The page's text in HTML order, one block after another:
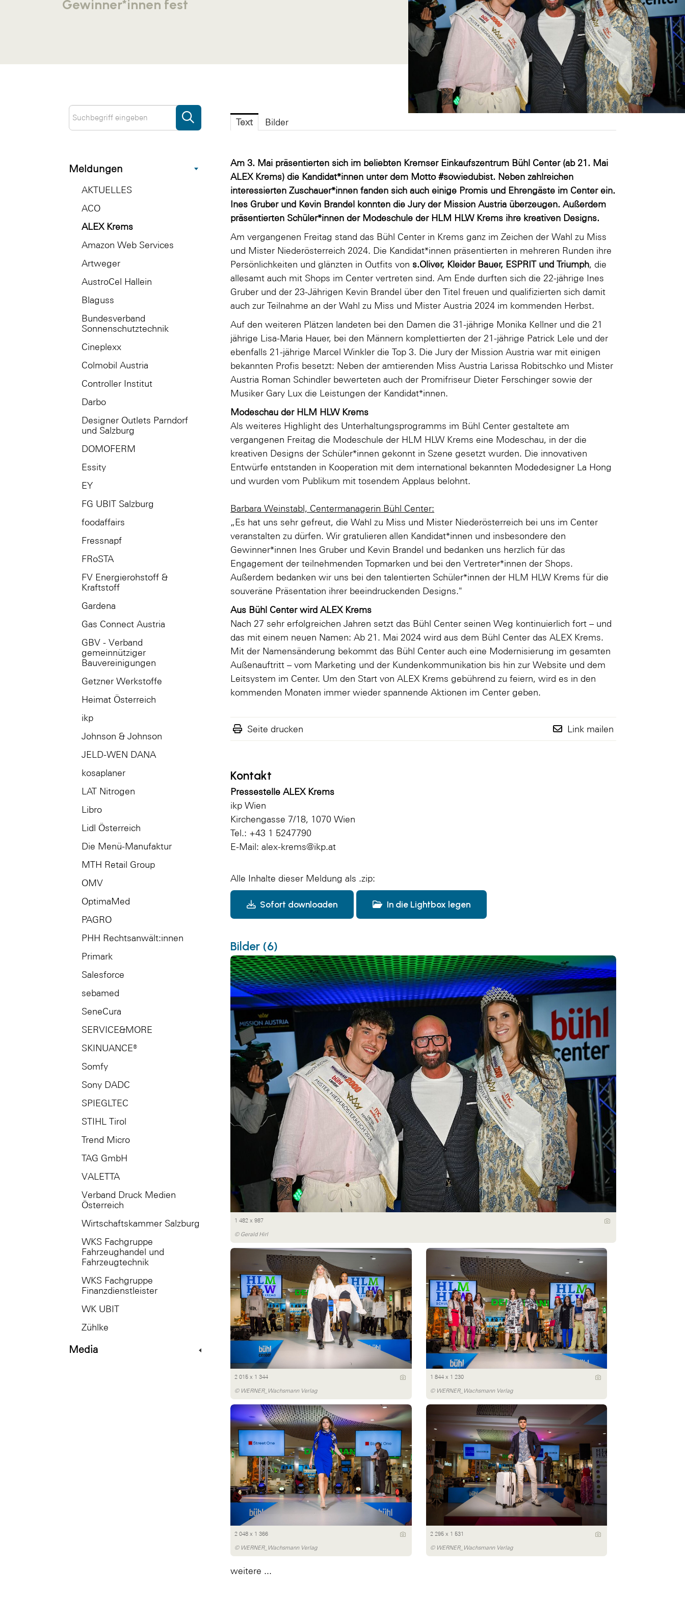
Meldungen
AKTUELLES
ACO
ALEX Krems
Amazon Web Services
Artweger
AustroCel Hallein
Blaguss
Bundesverband
Sonnenschutztechnik
Cineplexx
Colmobil Austria
Controller Institut
Darbo
Designer Outlets Parndorf
und Salzburg
DOMOFERM
Essity
EY
FG UBIT Salzburg
foodaffairs
Fressnapf
FRoSTA
FV Energierohstoff &
Kraftstoff
Gardena
Gas Connect Austria
GBV - Verband
gemeinnütziger
Bauvereinigungen
Getzner Werkstoffe
Heimat Österreich
ikp
Johnson & Johnson
JELD-WEN DANA
kosaplaner
LAT Nitrogen
Libro
Lidl Österreich
Die Menü-Manufaktur
MTH Retail Group
OMV
OptimaMed
PAGRO
PHH Rechtsanwält:innen
Primark
Salesforce
sebamed
SeneCura
SERVICE&MORE
SKINUANCE®
Somfy
Sony DADC
SPIEGLTEC
STIHL Tirol
Trend Micro
TAG GmbH
VALETTA
Verband Druck Medien
Österreich
Wirtschaftskammer Salzburg
WKS Fachgruppe
Fahrzeughandel und
Fahrzeugtechnik
WKS Fachgruppe
Finanzdienstleister
WK UBIT
Zühlke
Media
Gewinner*innen fest
Text Bilder
Am 3. Mai präsentierten sich im beliebten Kremser Einkaufszentrum Bühl Center (ab 21. Mai
ALEX Krems) die Kandidat*innen unter dem Motto #sowiedubist. Neben zahlreichen
interessierten Zuschauer*innen fanden sich auch einige Promis und Ehrengäste im Center ein.
Ines Gruber und Kevin Brandel konnten die Jury der Mission Austria überzeugen. Außerdem
präsentierten Schüler*innen der Modeschule der HLM HLW Krems ihre kreativen Designs.
Am vergangenen Freitag stand das Bühl Center in Krems ganz im Zeichen der Wahl zu Miss
und Mister Niederösterreich 2024. Die Kandidat*innen präsentierten in mehreren Runden ihre
Persönlichkeiten und glänzten in Outfits von s.Oliver, Kleider Bauer, ESPRIT und Triumph, die
allesamt auch mit Shops im Center vertreten sind. Am Ende durften sich die 22-jährige Ines
Gruber und der 23-Jährigen Kevin Brandel über den Titel freuen und qualifizierten sich damit
auch zur Teilnahme an der Wahl zu Miss und Mister Austria 2024 im kommenden Herbst.
Auf den weiteren Plätzen landeten bei den Damen die 31-jährige Monika Kellner und die 21
jährige Lisa-Maria Hauer, bei den Männern komplettierten der 21-jährige Patrick Lele und der
ebenfalls 21-jährige Marcel Winkler die Top 3. Die Jury der Mission Austria war mit einigen
bekannten Profis besetzt: Neben der amtierenden Miss Austria Larissa Robitschko und Mister
Austria Roman Schindler bewerteten auch der Promifriseur Dieter Ferschinger sowie der
Musiker Gary Lux die Leistungen der Kandidat*innen.
Modeschau der HLM HLW Krems
Als weiteres Highlight des Unterhaltungsprogramms im Bühl Center gestaltete am
vergangenen Freitag die Modeschule der HLM HLW Krems eine Modeschau, in der die
kreativen Designs der Schüler*innen gekonnt in Szene gesetzt wurden. Die innovativen
Entwürfe entstanden in Kooperation mit dem international bekannten Modedesigner La Hong
und wurden vom Publikum mit tosendem Applaus belohnt.
Barbara Weinstabl, Centermanagerin Bühl Center:
„Es hat uns sehr gefreut, die Wahl zu Miss und Mister Niederösterreich bei uns im Center
veranstalten zu dürfen. Wir gratulieren allen Kandidat*innen und insbesondere den
Gewinner*innen Ines Gruber und Kevin Brandel und bedanken uns herzlich für das
Engagement der teilnehmenden Topmarken und bei den Vertreter*innen der Shops.
Außerdem bedanken wir uns bei den talentierten Schüler*innen der HLM HLW Krems für die
souveräne Präsentation ihrer beeindruckenden Designs."
Aus Bühl Center wird ALEX Krems
Nach 27 sehr erfolgreichen Jahren setzt das Bühl Center seinen Weg kontinuierlich fort – und
das mit einem neuen Namen: Ab 21. Mai 2024 wird aus dem Bühl Center das ALEX Krems.
Mit der Namensänderung bekommt das Bühl Center auch eine Modernisierung im gesamten
Außenauftritt – vom Marketing und der Kundenkommunikation bis hin zur Website und dem
Leitsystem im Center. Um den Start von ALEX Krems gebührend zu feiern, wird es in den
kommenden Monaten immer wieder spannende Aktionen im Center geben.
Seite drucken Link mailen
Kontakt
Pressestelle ALEX Krems
ikp Wien
Kirchengasse 7/18, 1070 Wien
Tel.: +43 1 5247790
E-Mail: alex-krems@ikp.at
Alle Inhalte dieser Meldung als .zip:
Sofort downloaden In die Lightbox legen
Bilder (6)
1 482 x 987
© Gerald Hirl
2 015 x 1 344
© WERNER_Wachsmann Verlag
1 844 x 1 230
© WERNER_Wachsmann Verlag
2 048 x 1 366
© WERNER_Wachsmann Verlag
2 295 x 1 531
© WERNER_Wachsmann Verlag
weitere ...